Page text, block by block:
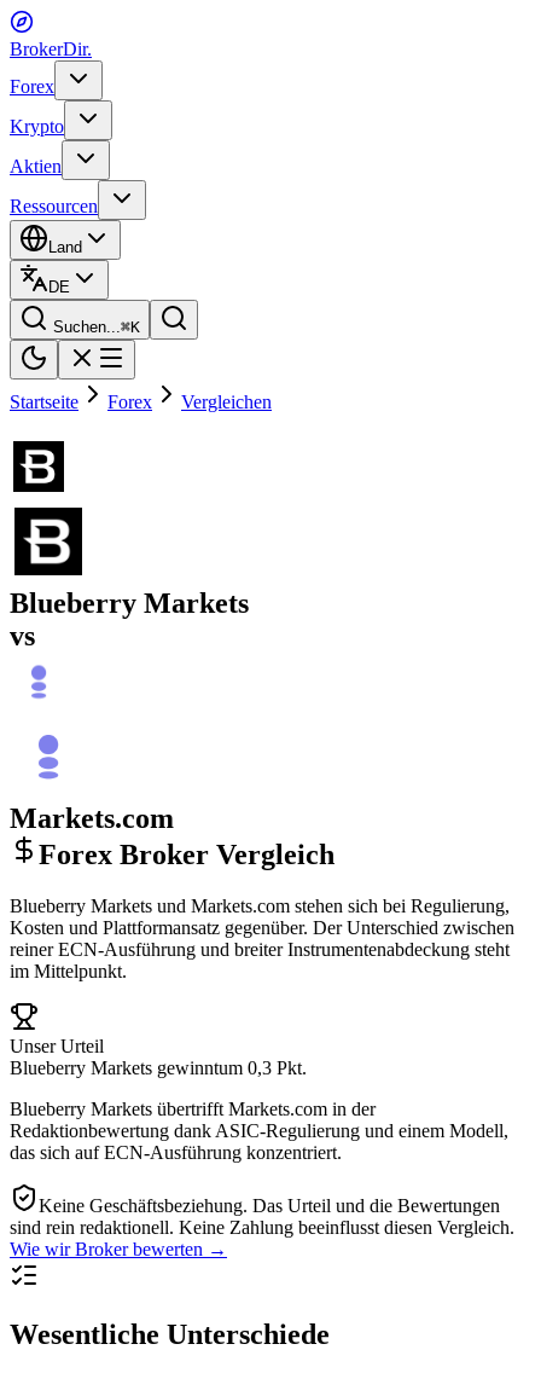
BrokerDir.
Forex
Krypto
Aktien
Ressourcen
Land
DE
Suchen...⌘K
Startseite Forex Vergleichen
Blueberry Markets
vs
Markets.com
Forex Broker Vergleich
Blueberry Markets und Markets.com stehen sich bei Regulierung,
Kosten und Plattformansatz gegenüber. Der Unterschied zwischen
reiner ECN-Ausführung und breiter Instrumentenabdeckung steht
im Mittelpunkt.
Unser Urteil
Blueberry Markets gewinntum 0,3 Pkt.
Blueberry Markets übertrifft Markets.com in der
Redaktionbewertung dank ASIC-Regulierung und einem Modell,
das sich auf ECN-Ausführung konzentriert.
Keine Geschäftsbeziehung. Das Urteil und die Bewertungen
sind rein redaktionell. Keine Zahlung beeinflusst diesen Vergleich.
Wie wir Broker bewerten →
Wesentliche Unterschiede